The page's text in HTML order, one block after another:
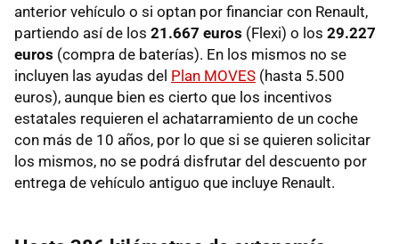
anterior vehículo o si optan por financiar con Renault,
partiendo así de los 21.667 euros (Flexi) o los 29.227
euros (compra de baterías). En los mismos no se
incluyen las ayudas del Plan MOVES (hasta 5.500
euros), aunque bien es cierto que los incentivos
estatales requieren el achatarramiento de un coche
con más de 10 años, por lo que si se quieren solicitar
los mismos, no se podrá disfrutar del descuento por
entrega de vehículo antiguo que incluye Renault.